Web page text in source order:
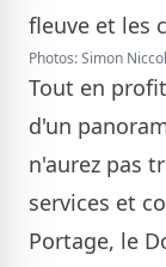
Photos: Simon
Tout en
d'un
n'aurez pas
services et
Portage, le